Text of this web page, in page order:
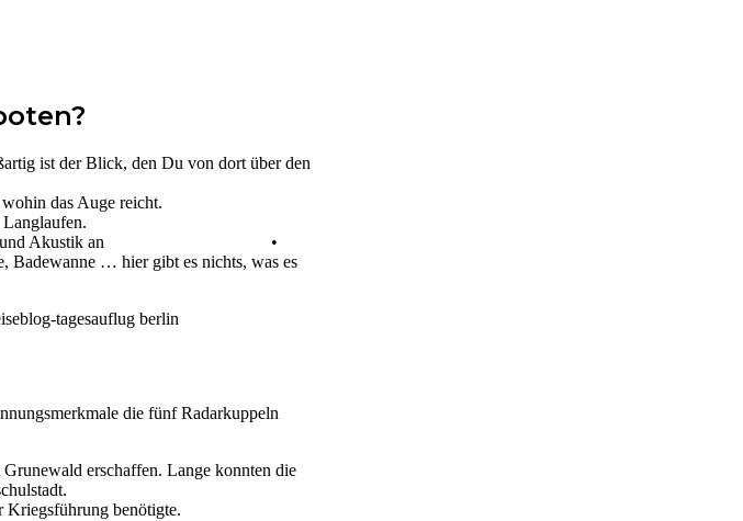
ist der Blick, den Du von dort über den
das Auge reicht.
Botanik und Akustik an •
Badewanne … hier gibt es nichts, was es
die fünf Radarkuppeln
erschaffen. Lange konnten die
Kriegsführung benötigte.